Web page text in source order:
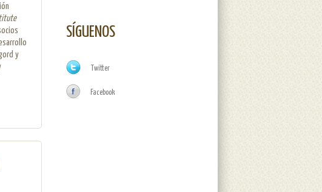
SÍGUENOS
Twitter
Facebook
y
entidades impulsoras de la AECT ‘European Mycological Institute’